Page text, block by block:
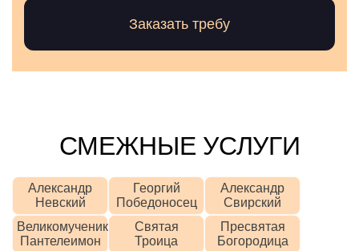
СМЕЖНЫЕ УСЛУГИ
Александр
Невский
Георгий
Победоносец
Александр
Свирский
Великомученик
Пантелеимон
Святая
Троица
Пресвятая
Богородица